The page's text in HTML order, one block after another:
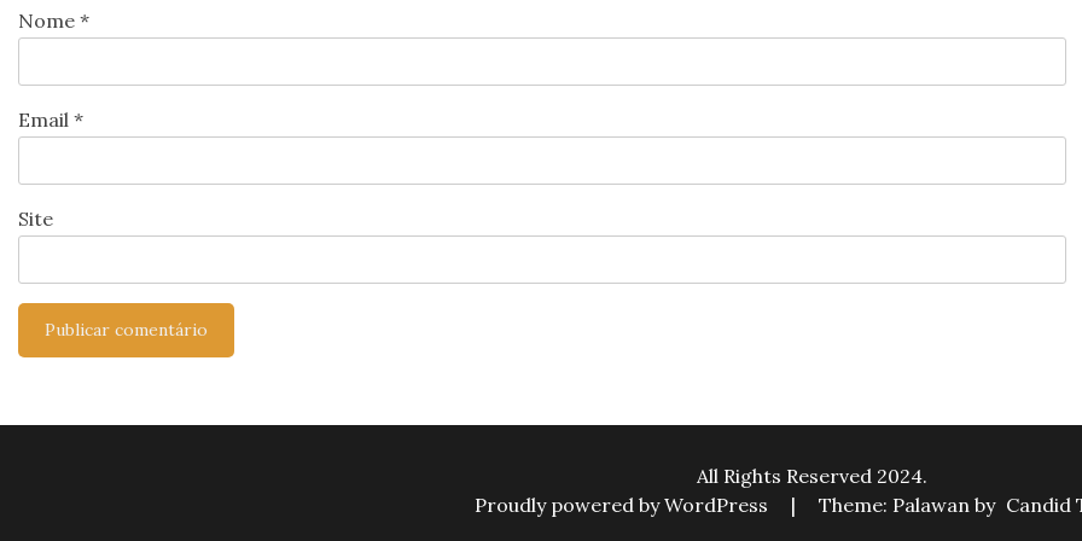
Nome *
Email *
Site
All Rights Reserved 2024.
Proudly powered by WordPress
| Theme: Palawan by Candid